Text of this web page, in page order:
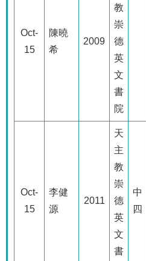
Oct-
15
陳曉
希
2009
教
崇
德
英
文
書
院
Oct-
15
李健
源
2011
天
主
教
崇
德
英
文
書
中
四